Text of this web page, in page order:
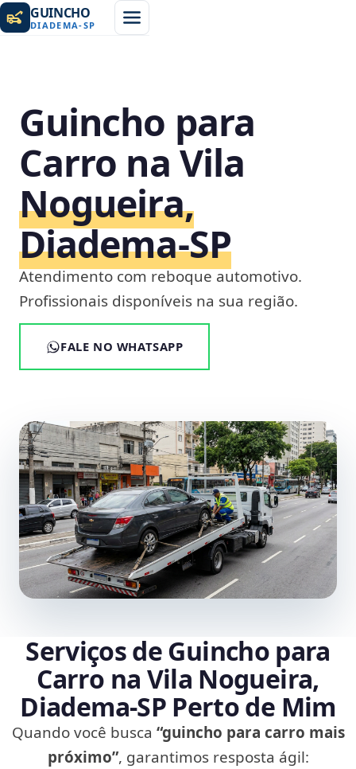
GUINCHO
DIADEMA-SP
Guincho para
Carro na Vila
Nogueira,
Diadema‑SP
Atendimento com reboque automotivo.
Profissionais disponíveis na sua região.
FALE NO WHATSAPP
Serviços de Guincho para
Carro na Vila Nogueira,
Diadema‑SP Perto de Mim
Quando você busca “guincho para carro mais
próximo”, garantimos resposta ágil: